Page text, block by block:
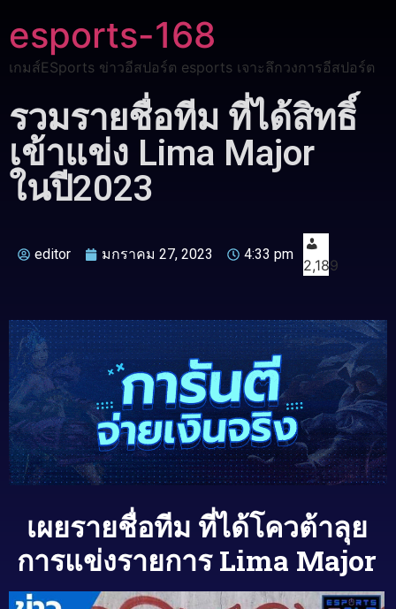
esports-168
เกมส์ESports ข่าวอีสปอร์ต esports เจาะลึกวงการอีสปอร์ต
รวมรายชื่อทีม ที่ได้สิทธิ์
เข้าแข่ง Lima Major
ในปี2023
editor มกราคม 27, 2023 4:33 pm
2,189
เผยรายชื่อทีม ที่ได้โควต้าลุย
การแข่งรายการ Lima Major